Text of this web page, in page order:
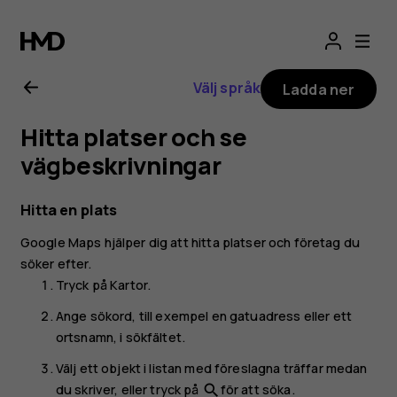
för
Nokia
6.2
Välj språk Ladda ner
Hitta platser och se
vägbeskrivningar
Hitta en plats
Google Maps hjälper dig att hitta platser och företag du
söker efter.
Tryck påKartor.
Ange sökord, till exempel en gatuadress eller ett
ortsnamn, i sökfältet.
Välj ett objekt i listan med föreslagna träffar medan
du skriver, eller tryck på search för att söka.